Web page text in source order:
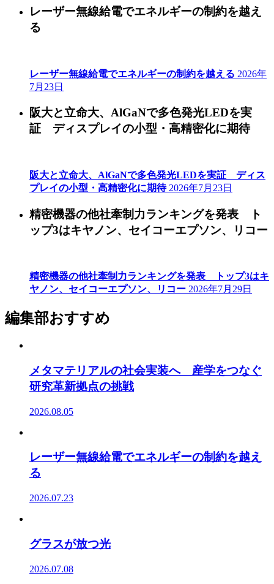
レーザー無線給電でエネルギーの制約を越え
る
レーザー無線給電でエネルギーの制約を越える 2026年
7月23日
阪大と立命大、AlGaNで多色発光LEDを実
証 ディスプレイの小型・高精密化に期待
阪大と立命大、AlGaNで多色発光LEDを実証 ディス
プレイの小型・高精密化に期待 2026年7月23日
精密機器の他社牽制力ランキングを発表 ト
ップ3はキヤノン、セイコーエプソン、リコー
精密機器の他社牽制力ランキングを発表 トップ3はキ
ヤノン、セイコーエプソン、リコー 2026年7月29日
編集部おすすめ
メタマテリアルの社会実装へ 産学をつなぐ
研究革新拠点の挑戦
2026.08.05
レーザー無線給電でエネルギーの制約を越え
る
2026.07.23
グラスが放つ光
2026.07.08